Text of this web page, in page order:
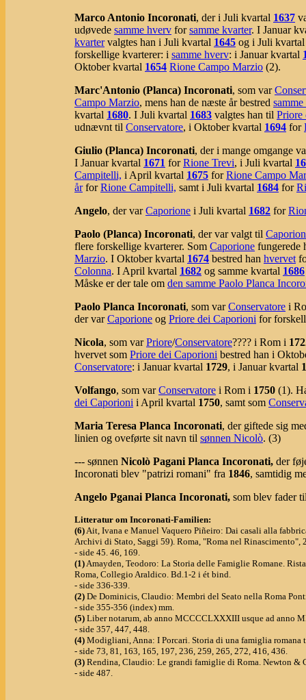
Marco Antonio Incoronati, der i Juli kvartal 1637
udøvede samme hverv forsamme kvarter. I Januar
kvartervalgtes han i Juli kvartal 1645 og i Juli
forskellige kvarterer: i samme hverv: i Januar kvartal
Oktober kvartal 1654 Rione Campo Marzio (2).
Marc'Antonio (Planca) Incoronati, som var
Campo Marzio, mens han de næste år bestred
kvartal 1680. I Juli kvartal 1683 valgtes han til Priore
udnævnt til Conservatore, i Oktober kvartal 1694 for
Giulio (Planca) Incoronati, der i mange omgange
I Januar kvartal 1671 forRione Trevi, i Juli kvartal
Campitelli, i April kvartal 1675 forRione Campo
årforRione Campitelli, samt i Juli kvartal 1684 for
Angelo, der varCaporione i Juli kvartal 1682 for
Paolo (Planca) Incoronati, der var valgt til
flere forskellige kvarterer. Som Caporione fungerede
Marzio. I Oktober kvartal 1674 bestred han hvervet
Colonna. I April kvartal 1682 og samme kvartal 1686
Måske er der tale om den samme Paolo Planca
Paolo Planca Incoronati, som varConservatore i
der varCaporione og Priore dei Caporioni for
Nicola, som varPriore/Conservatore???? i Rom i
hvervet som Priore dei Caporioni bestred han i
Conservatore: i Januar kvartal 1729, i Januar kvartal
Volfango, som varConservatore i Rom i 1750 (1).
dei Caporioni i April kvartal 1750, samt som
Maria Teresa Planca Incoronati, der giftede sig
linien og oveførte sit navn til sønnen Nicolò. (3)
--- sønnen Nicolò Pagani Planca Incoronati, der
Incoronati blev "patrizi romani" fra 1846, samtidig
Angelo Pganai Planca Incoronati, som blev fader
Litteratur om Incoronati-Familien:
(6)Ait, Ivana e Manuel Vaquero Piñeiro: Dai casali alla
Archivi di Stato, Saggi 59). Roma, "Roma nel Rinascimento",
- side 45. 46, 169.
(1)Amayden, Teodoro: La Storia delle Famiglie Romane.
Roma, Collegio Araldico. Bd.1-2 i ét bind.
- side 336-339.
(2) De Dominicis, Claudio: Membri del Seato nella Roma
- side 355-356 (index) mm.
(5) Liber notarum, ab anno MCCCCLXXXIII usque ad anno
- side 357, 447, 448.
(4) Modigliani, Anna: I Porcari. Storia di una famiglia romana
- side 73, 81, 163, 165, 197, 236, 259, 265, 272, 416, 436.
(3) Rendina, Claudio: Le grandi famiglie di Roma. Newton &
- side 487.